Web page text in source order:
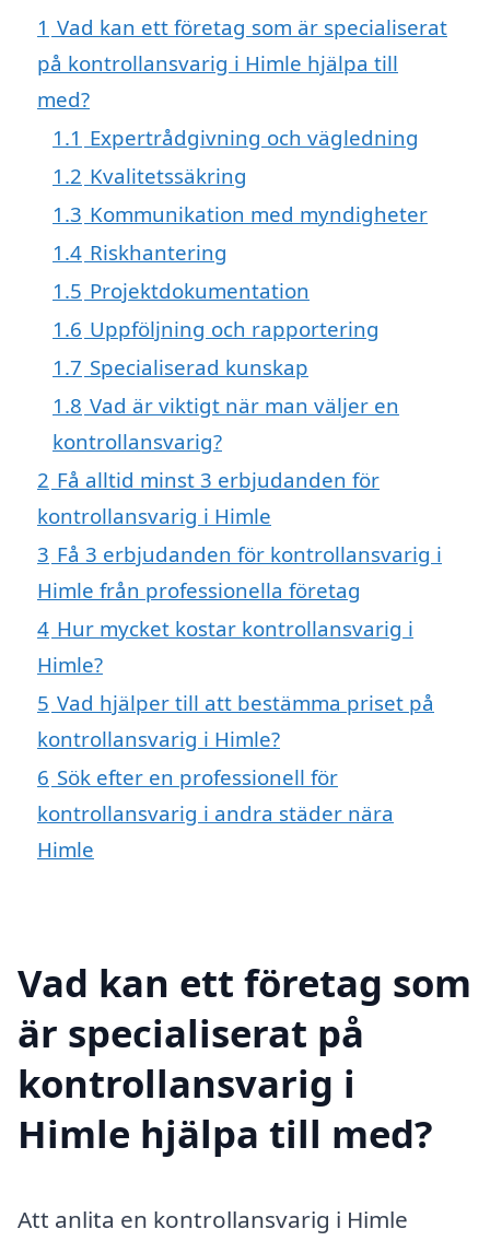
1 Vad kan ett företag som är specialiserat
på kontrollansvarig i Himle hjälpa till
med?
1.1 Expertrådgivning och vägledning
1.2 Kvalitetssäkring
1.3 Kommunikation med myndigheter
1.4 Riskhantering
1.5 Projektdokumentation
1.6 Uppföljning och rapportering
1.7 Specialiserad kunskap
1.8 Vad är viktigt när man väljer en
kontrollansvarig?
2 Få alltid minst 3 erbjudanden för
kontrollansvarig i Himle
3 Få 3 erbjudanden för kontrollansvarig i
Himle från professionella företag
4 Hur mycket kostar kontrollansvarig i
Himle?
5 Vad hjälper till att bestämma priset på
kontrollansvarig i Himle?
6 Sök efter en professionell för
kontrollansvarig i andra städer nära
Himle
Vad kan ett företag som
är specialiserat på
kontrollansvarig i
Himle hjälpa till med?
Att anlita en kontrollansvarig i Himle